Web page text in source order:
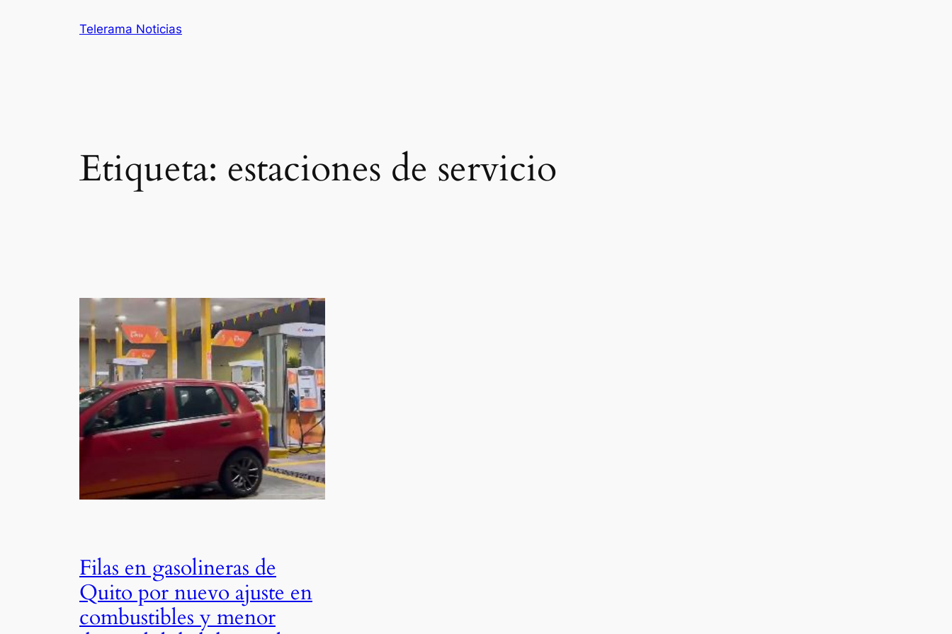
Telerama Noticias
Etiqueta: estaciones de servicio
Filas en gasolineras de
Quito por nuevo ajuste en
combustibles y menor